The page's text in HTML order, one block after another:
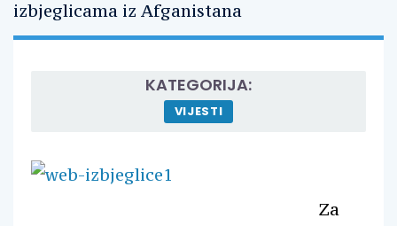
KATEGORIJA:
VIJESTI
Za